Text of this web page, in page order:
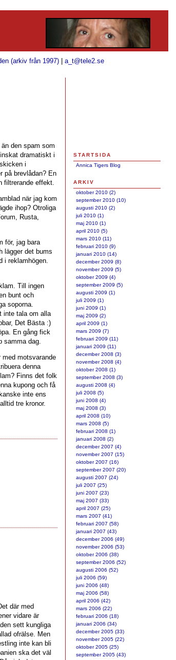
(arkiv från 1997) |a_t@tele2.se
den spam som
dramatiskt i
i
på brevlådan? En
filtrerande effekt.
när jag kom
ihop? Otroliga
Rusta,
för, jag bara
lägger det bums
i reklamhögen.
Till ingen
bunt och
soporna.
inte tala om alla
Det Bästa :)
En gång fick
samma dag.
motsvarande
denna
Finns det folk
kupong och få
inte ens
tre kronor.
där med
vidare är
sett kungliga
ofrälse. Men
inte kan bli
ska det väl
STARTSIDA
Annica Tigers Blog
ARKIV
oktober 2010 (2)
september 2010 (10)
augusti 2010 (2)
juli 2010 (1)
maj 2010 (1)
april 2010 (5)
mars 2010 (11)
februari 2010 (9)
januari 2010 (14)
december 2009 (8)
november 2009 (5)
oktober 2009 (4)
september 2009 (5)
augusti 2009 (1)
juli 2009 (1)
juni 2009 (1)
maj 2009 (2)
april 2009 (1)
mars 2009 (7)
februari 2009 (11)
januari 2009 (11)
december 2008 (3)
november 2008 (4)
oktober 2008 (1)
september 2008 (3)
augusti 2008 (4)
juli 2008 (5)
juni 2008 (4)
maj 2008 (3)
april 2008 (10)
mars 2008 (5)
februari 2008 (1)
januari 2008 (2)
december 2007 (4)
november 2007 (15)
oktober 2007 (16)
september 2007 (20)
augusti 2007 (24)
juli 2007 (25)
juni 2007 (23)
maj 2007 (33)
april 2007 (25)
mars 2007 (41)
februari 2007 (58)
januari 2007 (43)
december 2006 (49)
november 2006 (53)
oktober 2006 (38)
september 2006 (52)
augusti 2006 (52)
juli 2006 (59)
juni 2006 (48)
maj 2006 (58)
april 2006 (42)
mars 2006 (22)
februari 2006 (18)
januari 2006 (34)
december 2005 (33)
november 2005 (22)
oktober 2005 (25)
september 2005 (43)